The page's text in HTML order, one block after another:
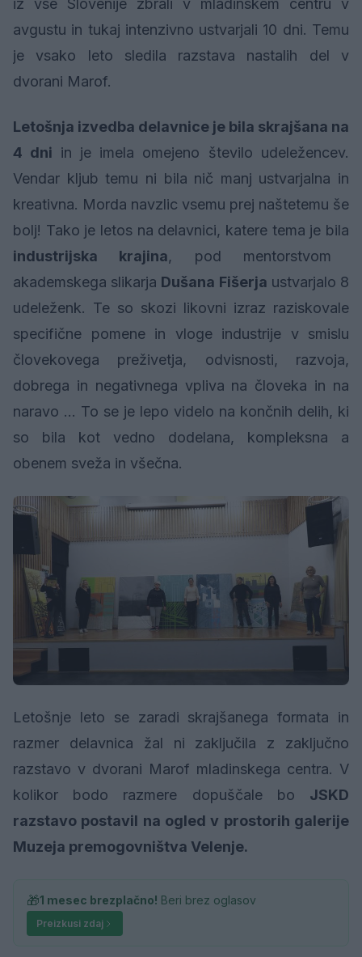
iz vse Slovenije zbrali v mladinskem centru v
avgustu in tukaj intenzivno ustvarjali 10 dni. Temu
je vsako leto sledila razstava nastalih del v
dvorani Marof.
Letošnja izvedba delavnice je bila skrajšana na
4 dni in je imela omejeno število udeležencev.
Vendar kljub temu ni bila nič manj ustvarjalna in
kreativna. Morda navzlic vsemu prej naštetemu še
bolj! Tako je letos na delavnici, katere tema je bila
industrijska krajina, pod mentorstvom
akademskega slikarja Dušana Fišerja ustvarjalo 8
udeleženk. Te so skozi likovni izraz raziskovale
specifične pomene in vloge industrije v smislu
človekovega preživetja, odvisnosti, razvoja,
dobrega in negativnega vpliva na človeka in na
naravo … To se je lepo videlo na končnih delih, ki
so bila kot vedno dodelana, kompleksna a
obenem sveža in všečna.
Letošnje leto se zaradi skrajšanega formata in
razmer delavnica žal ni zaključila z zaključno
razstavo v dvorani Marof mladinskega centra. V
kolikor bodo razmere dopuščale bo JSKD
razstavo postavil na ogled v prostorih galerije
Muzeja premogovništva Velenje.
🎁1 mesec brezplačno! Beri brez oglasov
Preizkusi zdaj